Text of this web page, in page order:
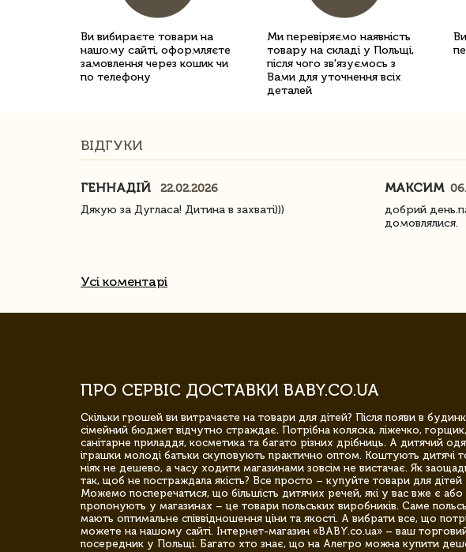
Ви вибираєте товари на
нашому сайті, оформляєте
замовлення через кошик чи
по телефону
Ми перевіряємо наявність
товару на складі у Польщі,
після чого зв'язуємось з
Вами для уточнення всіх
деталей
ВІДГУКИ
ГЕННАДІЙ
22.02.2026
Дякую за Дугласа! Дитина в захваті)))
МАКСИМ
добрий
домовлялися.
Усі коментарі
ПРО СЕРВІС ДОСТАВКИ BABY.CO.UA
Скільки грошей ви витрачаєте на товари для дітей? Після появи в
сімейний бюджет відчутно страждає. Потрібна коляска, ліжечко, горщик,
санітарне приладдя, косметика та багато різних дрібниць. А дитячий
іграшки молоді батьки скуповують практично оптом. Коштують дитячі
ніяк не дешево, а часу ходити магазинами зовсім не вистачає. Як
так, щоб не постраждала якість? Все просто – купуйте товари для дітей
Можемо посперечатися, що більшість дитячих речей, які у вас вже є або
пропонують у магазинах – це товари польських виробників. Саме
мають оптимальне співвідношення ціни та якості. А вибрати все, що
можете на нашому сайті. Інтернет-магазин «BABY.co.ua» – ваш
посередник у Польщі. Багато хто знає, що на Алегро можна купити